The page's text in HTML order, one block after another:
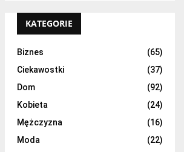
h
f
r
:
A
R
H
KATEGORIE
Biznes
(65)
Ciekawostki
(37)
Dom
(92)
Kobieta
(24)
Mężczyzna
(16)
Moda
(22)